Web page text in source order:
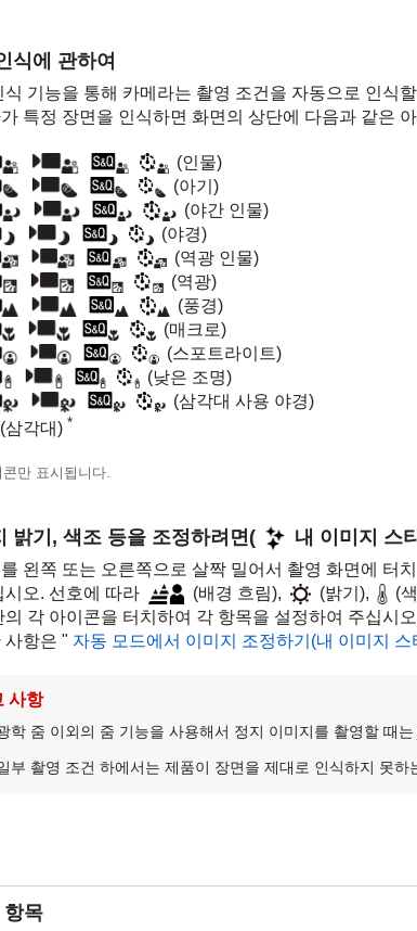
식에 관하여
식 기능을 통해 카메라는 촬영 조건을 자동으로 인식
특정 장면을 인식하면 화면의 상단에 다음과 같은
(인물)
(아기)
(야간 인물)
(야경)
(역광 인물)
(역광)
(풍경)
(매크로)
(스포트라이트)
(낮은 조명)
(삼각대 사용 야경)
(삼각대) *
콘만 표시됩니다.
밝기, 색조 등을 조정하려면( 내 이미지 스
왼쪽 또는 오른쪽으로 살짝 밀어서 촬영 화면에 터
시오. 선호에 따라
(배경 흐림), (밝기 ), (
의 각 아이콘을 터치하여 각 항목을 설정하여 주십시
사항은 " 자동 모드에서 이미지 조정하기(내 이미지 스
사항
학 줌 이외의 줌 기능을 사용해서 정지 이미지를 촬영할 때
부 촬영 조건 하에서는 제품이 장면을 제대로 인식하지 못하
항목